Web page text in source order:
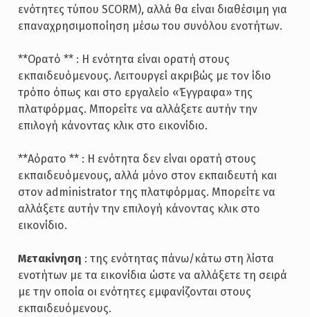
ενότητες τύπου SCORM), αλλά θα είναι διαθέσιμη για
επαναχρησιμοποίηση μέσω του συνόλου ενοτήτων.
**Ορατό ** : Η ενότητα είναι ορατή στους
εκπαιδευόμενους. Λειτουργεί ακριβώς με τον ίδιο
τρόπο όπως και στο εργαλείο «Έγγραφα» της
πλατφόρμας. Μπορείτε να αλλάξετε αυτήν την
επιλογή κάνοντας κλικ στο εικονίδιο.
**Αόρατο ** : Η ενότητα δεν είναι ορατή στους
εκπαιδευόμενους, αλλά μόνο στον εκπαιδευτή και
στον administrator της πλατφόρμας. Μπορείτε να
αλλάξετε αυτήν την επιλογή κάνοντας κλικ στο
εικονίδιο.
Μετακίνηση : της ενότητας πάνω/κάτω στη λίστα
ενοτήτων με τα εικονίδια ώστε να αλλάξετε τη σειρά
με την οποία οι ενότητες εμφανίζονται στους
εκπαιδευόμενους.